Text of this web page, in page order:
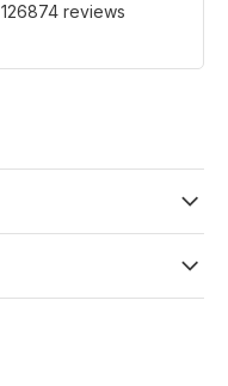
126874 reviews